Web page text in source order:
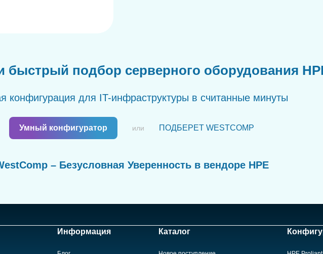
быстрый подбор серверного оборудования
конфигурация для IT-инфраструктуры в считанные минуты
Умный конфигуратор или ПОДБЕРЕТ WESTCOMP
– Безусловная Уверенность в вендоре HPE
Информация Каталог